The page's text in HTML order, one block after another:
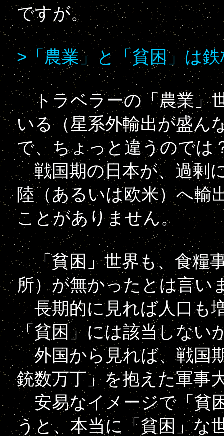
ですが。
>「農業」と「貧困」は
トラベラーの「農業」
いる（星系外輸出が盛ん
で、ちょっと違うのでは
戦国期の日本が、過剰
陸（あるいは欧米）へ輸
ことがありません。
「貧困」世界も、食糧
所）が無かったとは言い
長期的に見れば人口も
「貧困」には該当しない
外国から見れば、戦国
銃数万丁」を抱えた軍事
安易なイメージで「貧
うと、本当に「貧困」な